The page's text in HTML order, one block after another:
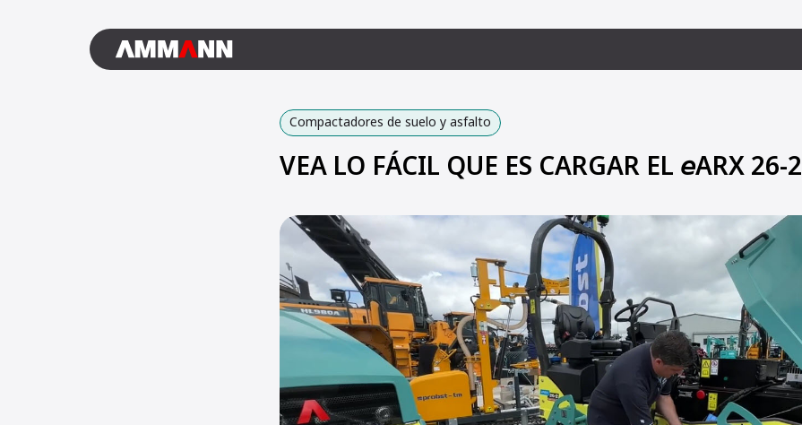
Compactadores de suelo y asfalto
VEA LO FÁCIL QUE ES CARGAR EL 𝘦ARX 26-2